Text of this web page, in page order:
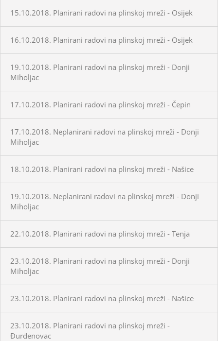
15.10.2018. Planirani radovi na plinskoj mreži - Osijek
16.10.2018. Planirani radovi na plinskoj mreži - Osijek
19.10.2018. Planirani radovi na plinskoj mreži - Donji
Miholjac
17.10.2018. Planirani radovi na plinskoj mreži - Čepin
17.10.2018. Neplanirani radovi na plinskoj mreži - Donji
Miholjac
18.10.2018. Planirani radovi na plinskoj mreži - Našice
19.10.2018. Neplanirani radovi na plinskoj mreži - Donji
Miholjac
22.10.2018. Planirani radovi na plinskoj mreži - Tenja
23.10.2018. Planirani radovi na plinskoj mreži - Donji
Miholjac
23.10.2018. Planirani radovi na plinskoj mreži - Našice
23.10.2018. Planirani radovi na plinskoj mreži -
Đurđenovac